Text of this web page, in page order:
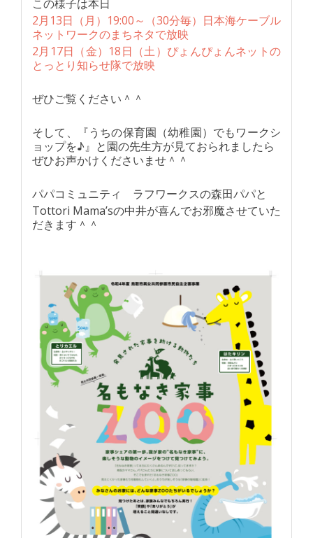
この様子は本日
2月13日（月）19:00～（30分毎）日本海ケーブル
ネットワークのまちネタで放映
2月17日（金）18日（土）ぴょんぴょんネットの
とっとり知らせ隊で放映
ぜひご覧ください＾＾
そして、『うちの保育園（幼稚園）でもワークシ
ョップを♪』と園の先生方が見ておられましたら
ぜひお声かけくださいませ＾＾
パパコミュニティ ラフワークスの森田パパと
Tottori Mama’sの中井が喜んでお邪魔させていた
だきます＾＾